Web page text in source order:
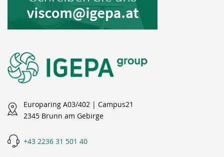
Europaring A03/402 | Campus21
2345 Brunn am Gebirge
+43 2236 31 501 40